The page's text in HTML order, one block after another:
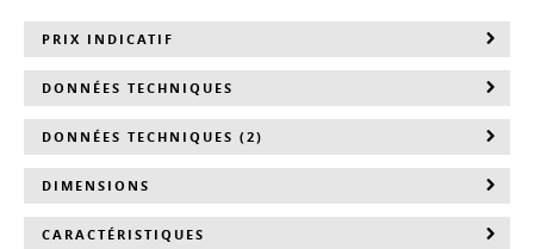
PRIX INDICATIF
DONNÉES TECHNIQUES
DONNÉES TECHNIQUES (2)
DIMENSIONS
CARACTÉRISTIQUES